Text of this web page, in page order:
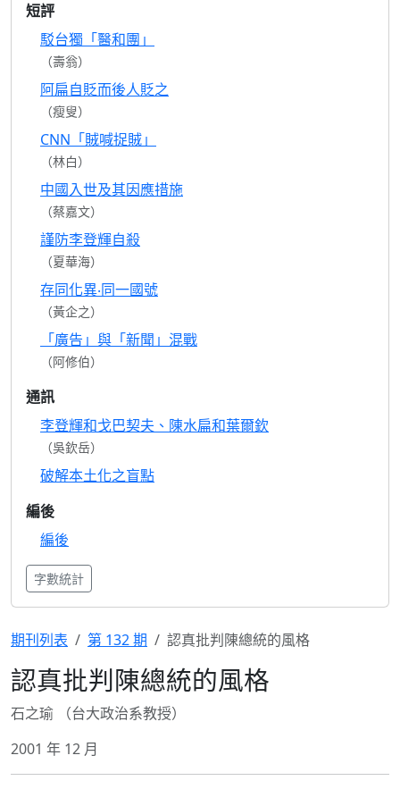
短評
駁台獨「醫和團」
（壽翁）
阿扁自貶而後人貶之
（瘦叟）
CNN「賊喊捉賊」
（林白）
中國入世及其因應措施
（蔡嘉文）
謹防李登輝自殺
（夏華海）
存同化異‧同一國號
（黃企之）
「廣告」與「新聞」混戰
（阿修伯）
通訊
李登輝和戈巴契夫、陳水扁和葉爾欽
（吳欽岳）
破解本土化之盲點
編後
編後
字數統計
期刊列表 第 132 期 認真批判陳總統的風格
認真批判陳總統的風格
石之瑜 （台大政治系教授）
2001 年 12 月